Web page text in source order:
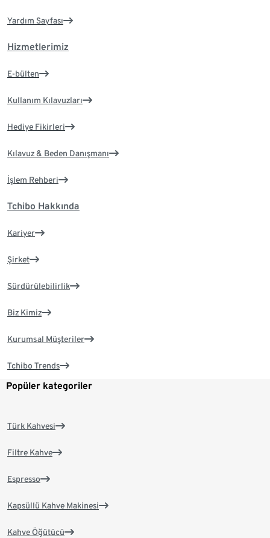
Yardım Sayfası
Hizmetlerimiz
E-bülten
Kullanım Kılavuzları
Hediye Fikirleri
Kılavuz & Beden Danışmanı
İşlem Rehberi
Tchibo Hakkında
Kariyer
Şirket
Sürdürülebilirlik
Biz Kimiz
Kurumsal Müşteriler
Tchibo Trends
Popüler kategoriler
Türk Kahvesi
Filtre Kahve
Espresso
Kapsüllü Kahve Makinesi
Kahve Öğütücü